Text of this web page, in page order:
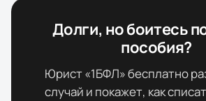
Долги, но боитесь
пособия?
Юрист «1БФЛ» бесплатно
случай и покажет, как